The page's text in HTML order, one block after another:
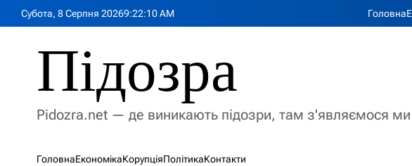
Субота, 8 Серпня 20269:22:12AM Головна
Підозра
Pidozra.net — де виникають підозри, там з'являємося ми
ГоловнаЕкономікаКорупціяПолітикаКонтакти